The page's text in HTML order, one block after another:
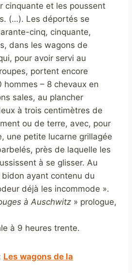
cinquante et les poussent
(…). Les déportés se
cinq, cinquante,
dans les wagons de
pour avoir servi au
portent encore
hommes – 8 chevaux en
sales, au plancher
à trois centimètres de
ou de terre, avec, pour
une petite lucarne grillagée
près de laquelle les
à se glisser. Au
ayant contenu du
déjà les incommode ».
à Auschwitz » prologue,
à 9 heures trente.
Les wagons de la